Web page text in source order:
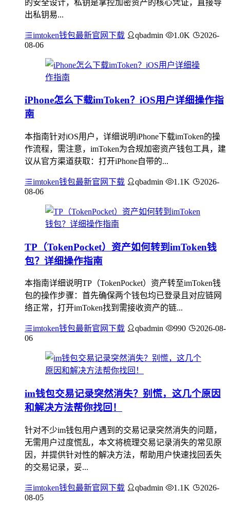
的安全设计，私钥是掌控加密资产的核心凭证，直接导
出私钥易...
imtoken钱包最新官网下载 qbadmin 1.0K
2026-
08-06
iPhone怎么下载imToken？iOS用户详细操作指
南
本指南针对iOS用户，详细说明iPhone下载imToken的操
作流程，需注意，imToken为合规加密资产钱包工具，建
议从官方渠道获取：打开iPhone自带的...
imtoken钱包最新官网下载 qbadmin 1.1K
2026-
08-06
TP（TokenPocket）资产如何转到imToken钱
包？详细操作指南
本指南详细说明TP（TokenPocket）资产转至imToken钱
包的操作步骤：首先确保两个钱包均已登录且对应链网
络正常，打开imToken找到需接收资产的链...
imtoken钱包最新官网下载 qbadmin 990
2026-08-
06
im钱包交易记录突然消失？别慌，这几个原因
和解决方法帮你找回！
针对不少im钱包用户遇到的交易记录突然消失的问题，
无需用户过度慌乱，本文将梳理交易记录消失的常见原
因，并提供针对性的解决方法，帮助用户快速找回丢失
的交易记录，妥...
imtoken钱包最新官网下载 qbadmin 1.1K
2026-
08-05